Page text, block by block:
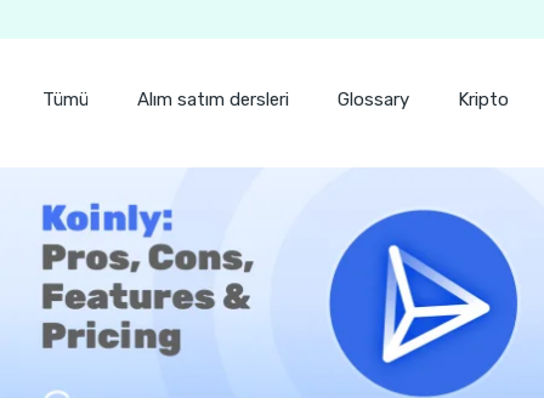
Tümü Alım satım dersleri Glossary Kripto